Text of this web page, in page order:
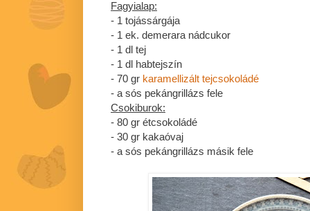
Fagyialap:
- 1 tojássárgája
- 1 ek. demerara nádcukor
- 1 dl tej
- 1 dl habtejszín
- 70 gr karamellizált tejcsokoládé
- a sós pekángrillázs fele
Csokiburok:
- 80 gr étcsokoládé
- 30 gr kakaóvaj
- a sós pekángrillázs másik fele